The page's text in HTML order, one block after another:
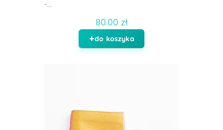
-...
80.00 zł
do koszyka